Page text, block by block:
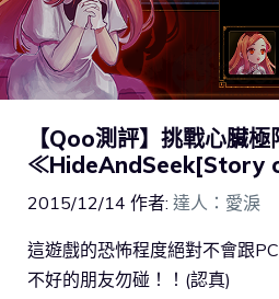
【Qoo測評】挑戰心臟
2015/12/14 作者: 達人：愛淚
這遊戲的恐怖程度絕對不會跟
不好的朋友勿碰！！(認真)